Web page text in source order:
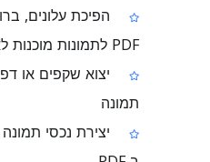
הפיכת עלונים,
PDF לתמונות מוכנות לאינטרנט
תמונה
יצירת נכסי